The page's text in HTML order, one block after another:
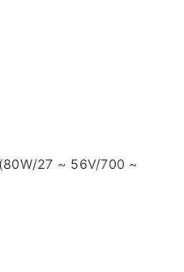
27 ~ 56V/700 ~